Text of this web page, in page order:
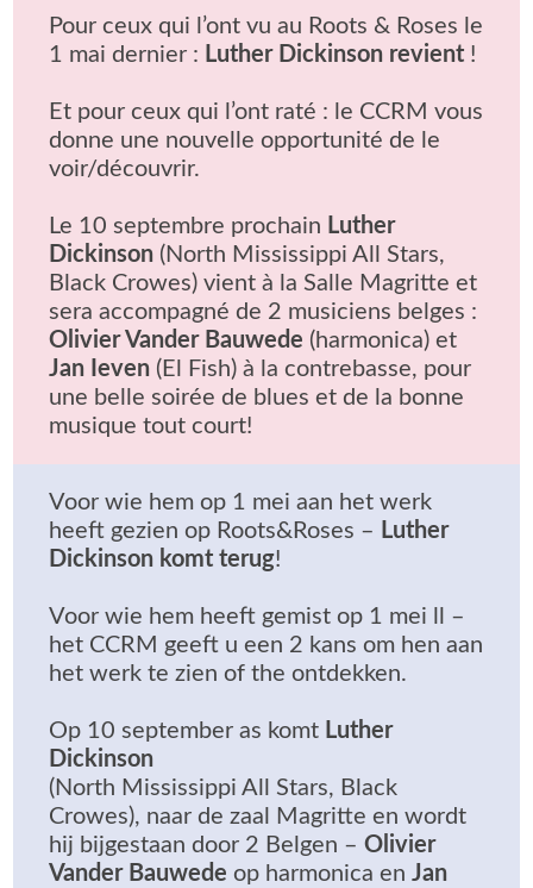
Pour ceux qui l’ont vu au Roots & Roses le
1 mai dernier : Luther Dickinson revient !
Et pour ceux qui l’ont raté : le CCRM vous
donne une nouvelle opportunité de le
voir/découvrir.
Le 10 septembre prochain Luther
Dickinson (North Mississippi All Stars,
Black Crowes) vient à la Salle Magritte et
sera accompagné de 2 musiciens belges :
Olivier Vander Bauwede (harmonica) et
Jan Ieven (El Fish) à la contrebasse, pour
une belle soirée de blues et de la bonne
musique tout court!
Voor wie hem op 1 mei aan het werk
heeft gezien op Roots&Roses – Luther
Dickinson komt terug!
Voor wie hem heeft gemist op 1 mei ll –
het CCRM geeft u een 2 kans om hen aan
het werk te zien of the ontdekken.
Op 10 september as komt Luther
Dickinson
(North Mississippi All Stars, Black
Crowes), naar de zaal Magritte en wordt
hij bijgestaan door 2 Belgen –Olivier
Vander Bauwede op harmonica enJan